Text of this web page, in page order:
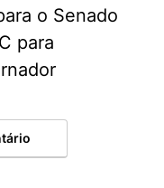
o Senado
para